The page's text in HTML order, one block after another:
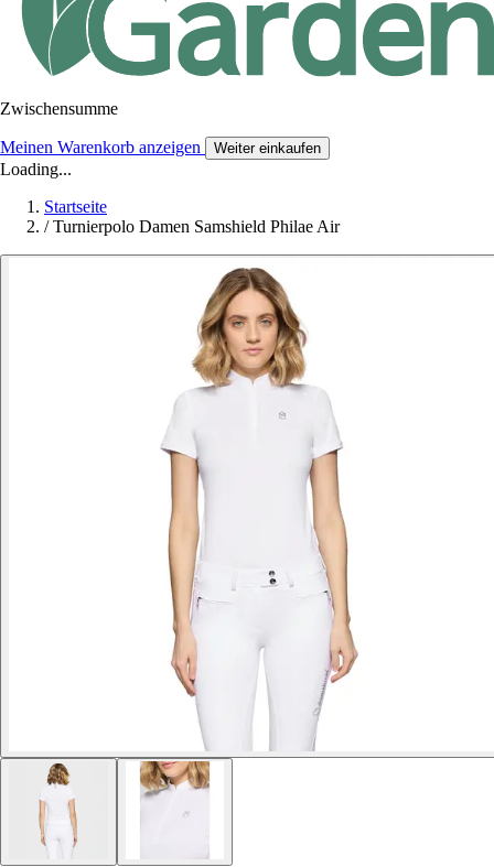
Zwischensumme
Meinen Warenkorb anzeigen Weiter einkaufen
Loading...
Startseite
/ Turnierpolo Damen Samshield Philae Air